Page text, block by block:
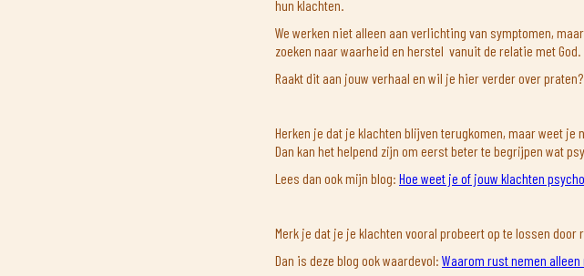
hun klachten.
We werken niet alleen aan verlichting van symptomen,
zoeken naar waarheid en herstel vanuit de relatie met God.
Raakt dit aan jouw verhaal en wil je hier verder over praten?
Herken je dat je klachten blijven terugkomen, maar weet je
Dan kan het helpend zijn om eerst beter te begrijpen wat
Lees dan ook mijn blog: Hoe weet je of jouw klachten
Merk je dat je je klachten vooral probeert op te lossen
Dan is deze blog ook waardevol: Waarom rust nemen